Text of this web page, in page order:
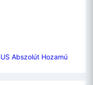
Abszolút Hozamú